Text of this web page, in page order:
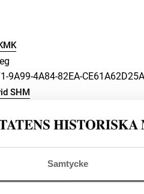
Samtycke
9A99-4A84-82EA-
SHM
kommersiella, så länge du anger
CC BY 4.0 International CC BY 4.0
museet - Kungliga
media/